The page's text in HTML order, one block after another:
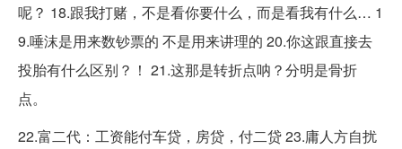
呢？ 18.跟我打赌，不是看你要什么，而是看我有什么… 1
9.唾沫是用来数钞票的 不是用来讲理的 20.你这跟直接去
投胎有什么区别？！ 21.这那是转折点呐？分明是骨折
点。
22.富二代：工资能付车贷，房贷，付二贷 23.庸人方自扰